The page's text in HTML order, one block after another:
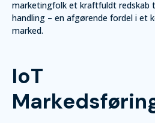
marketingfolk et kraftfuldt
handling – en afgørende fordel i et
marked.
IoT